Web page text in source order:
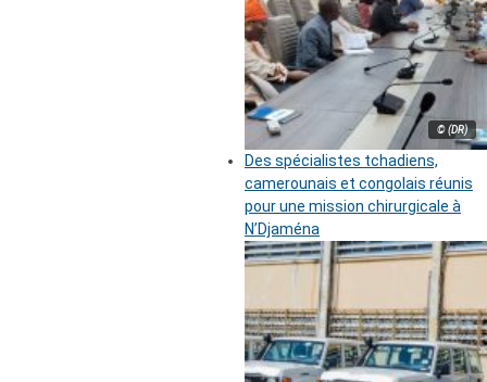
© (DR)
Des spécialistes tchadiens,
camerounais et congolais réunis
pour une mission chirurgicale à
N’Djaména